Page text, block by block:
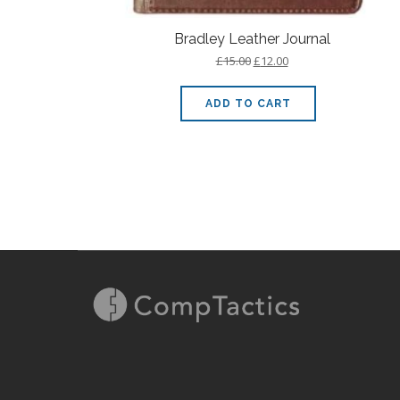
Bradley Leather Journal
£15.00£12.00
ADD TO CART